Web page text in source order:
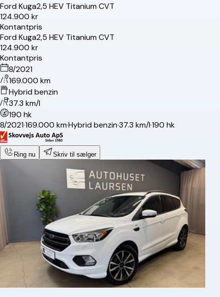
FordKuga2,5 HEV Titanium CVT
124.900 kr
Kontantpris
FordKuga2,5 HEV Titanium CVT
124.900 kr
Kontantpris
8/2021
169.000 km
Hybrid benzin
37.3 km/l
190 hk
8/2021·169.000 km·Hybrid benzin·37.3 km/l·190 hk
Ring nu Skriv til sælger